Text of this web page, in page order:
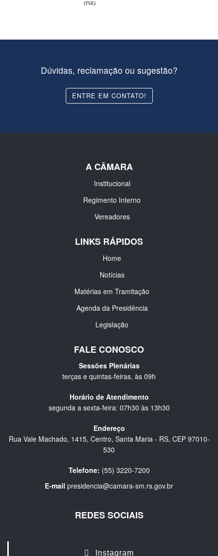
(TSE)
Dúvidas, reclamação ou sugestão?
ENTRE EM CONTATO!
A CÂMARA
Institucional
Regimento Interno
Vereadores
LINKS RÁPIDOS
Home
Notícias
Matérias em Tramitação
Agenda da Presidência
Legislação
FALE CONOSCO
Sessões Plenárias
terças e quintas-feiras, às 09h
Horário de Atendimento
segunda a sexta-feira: 07h30 às 13h30
Endereço
Rua Vale Machado, 1415, Centro, Santa Maria - RS, CEP 97010-
530
Telefone: (55) 3220-7200
E-mail presidencia@camara-sm.rs.gov.br
REDES SOCIAIS
Instagram